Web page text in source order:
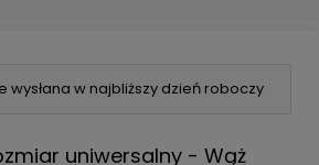
wysłana w najbliższy dzień roboczy
uniwersalny - Wąż